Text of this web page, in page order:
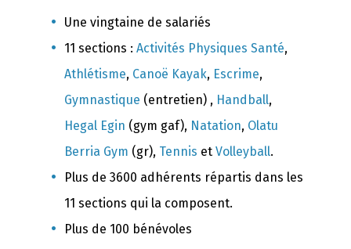
Une vingtaine de salariés
11 sections : Activités Physiques Santé,
Athlétisme, Canoë Kayak, Escrime,
Gymnastique (entretien) , Handball,
Hegal Egin (gym gaf), Natation, Olatu
Berria Gym (gr), Tennis et Volleyball.
Plus de 3600 adhérents répartis dans les
11 sections qui la composent.
Plus de 100 bénévoles